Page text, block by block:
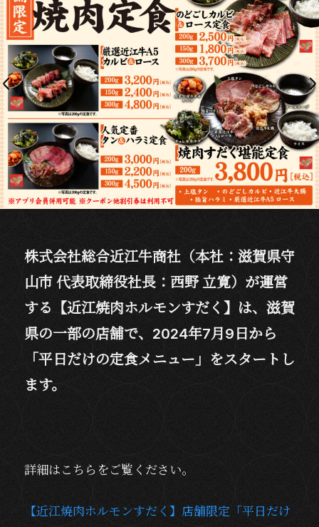
株式会社総合近江牛商社（本社：滋賀県守
山市 代表取締役社長：西野 立寛）が運営
する【近江焼肉ホルモンすだく】は、滋賀
県の一部の店舗で、2024年7月9日から
「平日だけの定食メニュー」をスタートし
ます。
詳細はこちらをご覧ください。
【近江焼肉ホルモンすだく】店舗限定「平日だけ